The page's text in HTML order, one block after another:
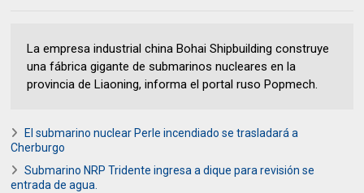
La empresa industrial china Bohai Shipbuilding construye
una fábrica gigante de submarinos nucleares en la
provincia de Liaoning, informa el portal ruso Popmech.
El submarino nuclear Perle incendiado se trasladará a
Cherburgo
Submarino NRP Tridente ingresa a dique para revisión se
entrada de agua.